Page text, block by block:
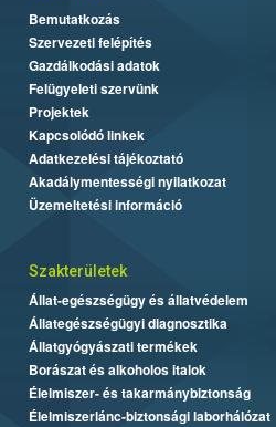
Bemutatkozás
Szervezeti felépítés
Gazdálkodási adatok
Felügyeleti szervünk
Projektek
Kapcsolódó linkek
Adatkezelési tájékoztató
Akadálymentességi nyilatkozat
Üzemeltetési információ
Szakterületek
Állat-egészségügy és állatvédelem
Állategészségügyi diagnosztika
Állatgyógyászati termékek
Borászat és alkoholos italok
Élelmiszer- és takarmánybiztonság
Élelmiszerlánc-biztonsági laborhálózat